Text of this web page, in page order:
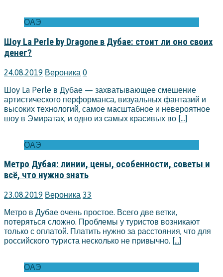
ОАЭ
Шоу La Perle by Dragone в Дубае: стоит ли оно своих
денег?
24.08.2019 Вероника 0
Шоу La Perle в Дубае — захватывающее смешение
артистического перформанса, визуальных фантазий и
высоких технологий, самое масштабное и невероятное
шоу в Эмиратах, и одно из самых красивых во […]
ОАЭ
Метро Дубая: линии, цены, особенности, советы и
всё, что нужно знать
23.08.2019 Вероника 33
Метро в Дубае очень простое. Всего две ветки,
потеряться сложно. Проблемы у туристов возникают
только с оплатой. Платить нужно за расстояния, что для
российского туриста несколько не привычно. […]
ОАЭ